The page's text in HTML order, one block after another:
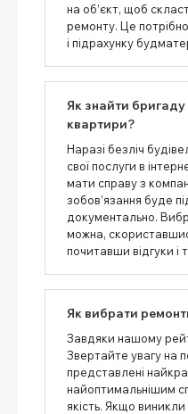
на об’єкт, щоб
ремонту. Це
і підрахунку
Як знайти
квартири?
Наразі безліч
свої послуги в
мати справу з
зобов’язання буде
документально.
можна,
почитавши відгуки і
Як вибрати
Завдяки нашому
Звертайте увагу на
представлені
найоптимальнішим
якість. Якщо